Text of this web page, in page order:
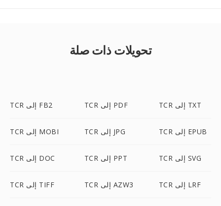
تحويلات ذات صلة
TCR إلى FB2 TCR إلى PDF TCR إلى TXT
TCR إلى MOBI TCR إلى JPG TCR إلى EPUB
TCR إلى DOC TCR إلى PPT TCR إلى SVG
TCR إلى TIFF TCR إلى AZW3 TCR إلى LRF